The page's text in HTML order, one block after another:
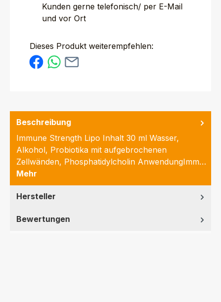
Kunden gerne telefonisch/ per E-Mail
und vor Ort
Dieses Produkt weiterempfehlen:
Beschreibung
Immune Strength Lipo Inhalt 30 ml Wasser,
Alkohol, Probiotika mit aufgebrochenen
Zellwänden, Phosphatidylcholin AnwendungImm…
Mehr
Hersteller
Bewertungen